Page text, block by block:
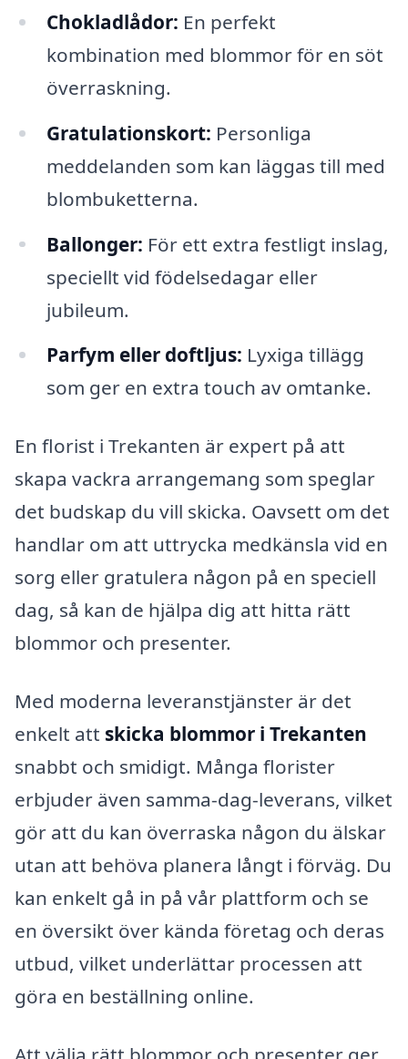
Chokladlådor: En perfekt
kombination med blommor för en söt
överraskning.
Gratulationskort: Personliga
meddelanden som kan läggas till med
blombuketterna.
Ballonger: För ett extra festligt inslag,
speciellt vid födelsedagar eller
jubileum.
Parfym eller doftljus: Lyxiga tillägg
som ger en extra touch av omtanke.
En florist i Trekanten är expert på att
skapa vackra arrangemang som speglar
det budskap du vill skicka. Oavsett om det
handlar om att uttrycka medkänsla vid en
sorg eller gratulera någon på en speciell
dag, så kan de hjälpa dig att hitta rätt
blommor och presenter.
Med moderna leveranstjänster är det
enkelt att skicka blommor i Trekanten
snabbt och smidigt. Många florister
erbjuder även samma-dag-leverans, vilket
gör att du kan överraska någon du älskar
utan att behöva planera långt i förväg. Du
kan enkelt gå in på vår plattform och se
en översikt över kända företag och deras
utbud, vilket underlättar processen att
göra en beställning online.